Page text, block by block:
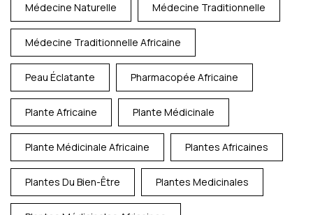
Médecine Naturelle Médecine Traditionnelle
Médecine Traditionnelle Africaine
Peau Éclatante Pharmacopée Africaine
Plante Africaine Plante Médicinale
Plante Médicinale Africaine Plantes Africaines
Plantes Du Bien-Être Plantes Medicinales